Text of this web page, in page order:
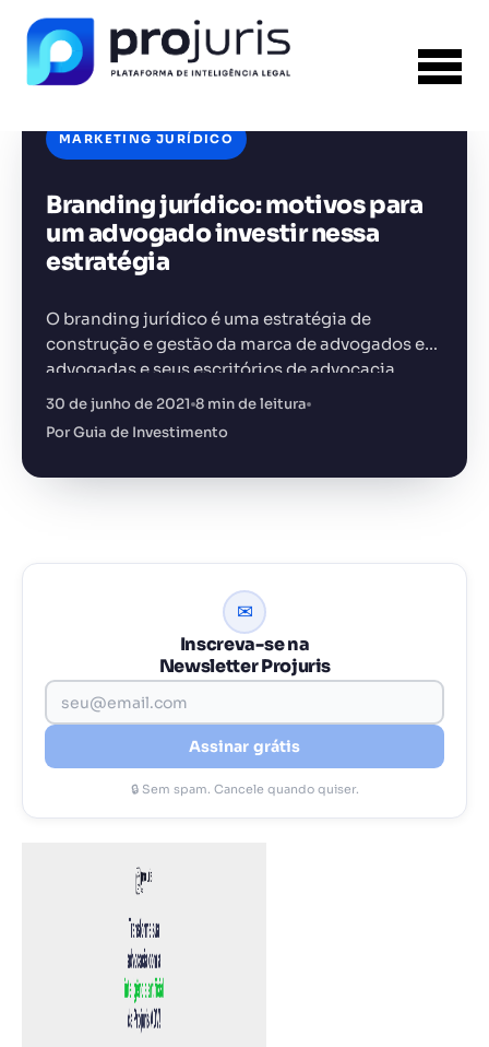
MARKETING JURÍDICO
Branding jurídico: motivos para
um advogado investir nessa
estratégia
O branding jurídico é uma estratégia de
construção e gestão da marca de advogados e
advogadas e seus escritórios de advocacia
30 de junho de 2021 8 min de leitura
Por Guia de Investimento
✉
Inscreva-se na
Newsletter Projuris
Assinar grátis
🔒 Sem spam. Cancele quando quiser.
FERRAMENTA RECOMENDADA PARA ESTE
CONTEÚDO
Gestão de Contratos
+14.000 juristas